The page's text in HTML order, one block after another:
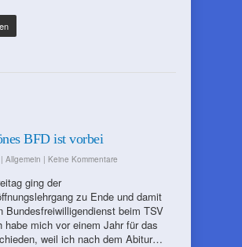
BFD ist vorbei
| Allgemein | Keine Kommentare
ging der
zu Ende und damit
Bundesfreiwilligendienst beim TSV
habe mich vor einem Jahr für das
weil ich nach dem Abitur…